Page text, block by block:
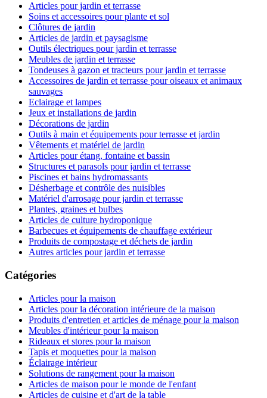
Articles pour jardin et terrasse
Soins et accessoires pour plante et sol
Clôtures de jardin
Articles de jardin et paysagisme
Outils électriques pour jardin et terrasse
Meubles de jardin et terrasse
Tondeuses à gazon et tracteurs pour jardin et terrasse
Accessoires de jardin et terrasse pour oiseaux et animaux
sauvages
Eclairage et lampes
Jeux et installations de jardin
Décorations de jardin
Outils à main et équipements pour terrasse et jardin
Vêtements et matériel de jardin
Articles pour étang, fontaine et bassin
Structures et parasols pour jardin et terrasse
Piscines et bains hydromassants
Désherbage et contrôle des nuisibles
Matériel d'arrosage pour jardin et terrasse
Plantes, graines et bulbes
Articles de culture hydroponique
Barbecues et équipements de chauffage extérieur
Produits de compostage et déchets de jardin
Autres articles pour jardin et terrasse
Catégories
Articles pour la maison
Articles pour la décoration intérieure de la maison
Produits d'entretien et articles de ménage pour la maison
Meubles d'intérieur pour la maison
Rideaux et stores pour la maison
Tapis et moquettes pour la maison
Éclairage intérieur
Solutions de rangement pour la maison
Articles de maison pour le monde de l'enfant
Articles de cuisine et d'art de la table